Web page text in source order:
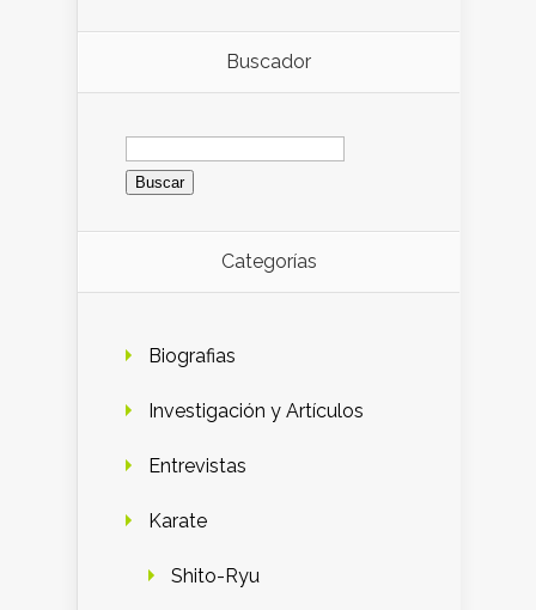
Buscador
Buscar:
Categorías
Biografias
Investigación y Artículos
Entrevistas
Karate
Shito-Ryu